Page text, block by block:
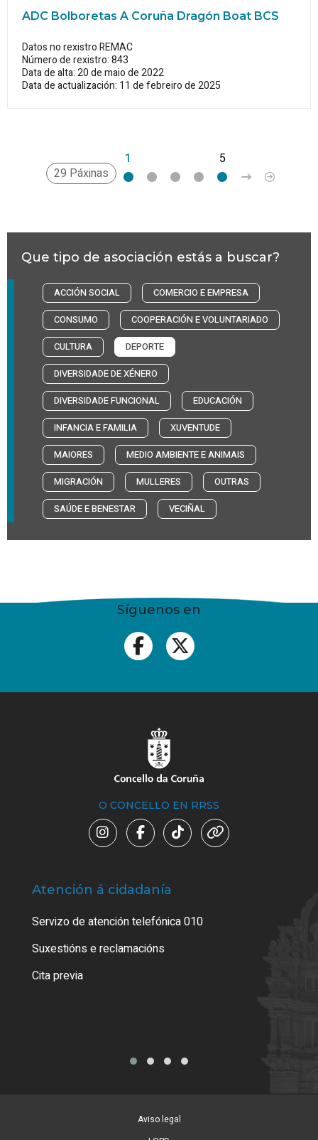
ADC Bolboretas A Coruña Dragón Boat BCS
Datos no rexistro REMAC
Número de rexistro: 843
Data de alta: 20 de maio de 2022
Data de actualización: 11 de febreiro de 2025
29 Páxinas
1 5
Que tipo de asociación estás a buscar?
ACCIÓN SOCIAL
COMERCIO E EMPRESA
CONSUMO
COOPERACIÓN E VOLUNTARIADO
CULTURA
DEPORTE
DIVERSIDADE DE XÉNERO
DIVERSIDADE FUNCIONAL
EDUCACIÓN
INFANCIA E FAMILIA
XUVENTUDE
MAIORES
MEDIO AMBIENTE E ANIMAIS
MIGRACIÓN
MULLERES
OUTRAS
SAÚDE E BENESTAR
VECIÑAL
Síguenos en
O CONCELLO EN RRSS
Atención á cidadanía
Servizo de atención telefónica 010
Suxestións e reclamacións
Cita previa
Aviso legal